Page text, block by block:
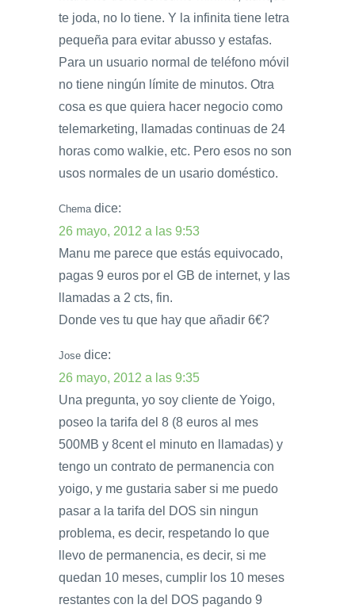
te joda, no lo tiene. Y la infinita tiene letra
pequeña para evitar abusso y estafas.
Para un usuario normal de teléfono móvil
no tiene ningún límite de minutos. Otra
cosa es que quiera hacer negocio como
telemarketing, llamadas continuas de 24
horas como walkie, etc. Pero esos no son
usos normales de un usario doméstico.
Chema dice:
26 mayo, 2012 a las 9:53
Manu me parece que estás equivocado,
pagas 9 euros por el GB de internet, y las
llamadas a 2 cts, fin.
Donde ves tu que hay que añadir 6€?
Jose dice:
26 mayo, 2012 a las 9:35
Una pregunta, yo soy cliente de Yoigo,
poseo la tarifa del 8 (8 euros al mes
500MB y 8cent el minuto en llamadas) y
tengo un contrato de permanencia con
yoigo, y me gustaria saber si me puedo
pasar a la tarifa del DOS sin ningun
problema, es decir, respetando lo que
llevo de permanencia, es decir, si me
quedan 10 meses, cumplir los 10 meses
restantes con la del DOS pagando 9